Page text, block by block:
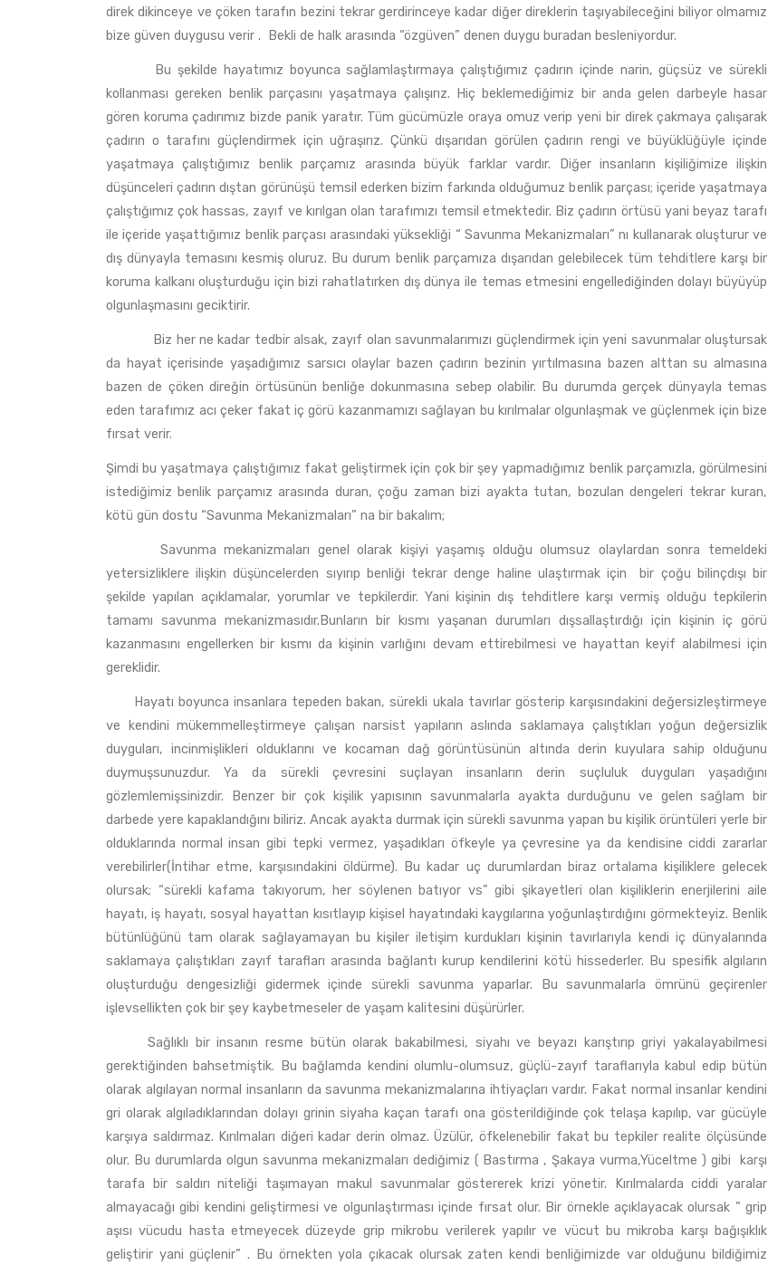
direk dikinceye ve çöken tarafın bezini tekrar gerdirinceye kadar diğer direklerin taşıyabileceğini biliyor olmamız
bize güven duygusu verir . Bekli de halk arasında “özgüven” denen duygu buradan besleniyordur.
Bu şekilde hayatımız boyunca sağlamlaştırmaya çalıştığımız çadırın içinde narin, güçsüz ve sürekli
kollanması gereken benlik parçasını yaşatmaya çalışırız. Hiç beklemediğimiz bir anda gelen darbeyle hasar
gören koruma çadırımız bizde panik yaratır. Tüm gücümüzle oraya omuz verip yeni bir direk çakmaya çalışarak
çadırın o tarafını güçlendirmek için uğraşırız. Çünkü dışarıdan görülen çadırın rengi ve büyüklüğüyle içinde
yaşatmaya çalıştığımız benlik parçamız arasında büyük farklar vardır. Diğer insanların kişiliğimize ilişkin
düşünceleri çadırın dıştan görünüşü temsil ederken bizim farkında olduğumuz benlik parçası; içeride yaşatmaya
çalıştığımız çok hassas, zayıf ve kırılgan olan tarafımızı temsil etmektedir. Biz çadırın örtüsü yani beyaz tarafı
ile içeride yaşattığımız benlik parçası arasındaki yüksekliği “ Savunma Mekanizmaları” nı kullanarak oluşturur ve
dış dünyayla temasını kesmiş oluruz. Bu durum benlik parçamıza dışarıdan gelebilecek tüm tehditlere karşı bir
koruma kalkanı oluşturduğu için bizi rahatlatırken dış dünya ile temas etmesini engellediğinden dolayı büyüyüp
olgunlaşmasını geciktirir.
Biz her ne kadar tedbir alsak, zayıf olan savunmalarımızı güçlendirmek için yeni savunmalar oluştursak
da hayat içerisinde yaşadığımız sarsıcı olaylar bazen çadırın bezinin yırtılmasına bazen alttan su almasına
bazen de çöken direğin örtüsünün benliğe dokunmasına sebep olabilir. Bu durumda gerçek dünyayla temas
eden tarafımız acı çeker fakat iç görü kazanmamızı sağlayan bu kırılmalar olgunlaşmak ve güçlenmek için bize
fırsat verir.
Şimdi bu yaşatmaya çalıştığımız fakat geliştirmek için çok bir şey yapmadığımız benlik parçamızla, görülmesini
istediğimiz benlik parçamız arasında duran, çoğu zaman bizi ayakta tutan, bozulan dengeleri tekrar kuran,
kötü gün dostu “Savunma Mekanizmaları” na bir bakalım;
Savunma mekanizmaları genel olarak kişiyi yaşamış olduğu olumsuz olaylardan sonra temeldeki
yetersizliklere ilişkin düşüncelerden sıyırıp benliği tekrar denge haline ulaştırmak için bir çoğu bilinçdışı bir
şekilde yapılan açıklamalar, yorumlar ve tepkilerdir. Yani kişinin dış tehditlere karşı vermiş olduğu tepkilerin
tamamı savunma mekanizmasıdır.Bunların bir kısmı yaşanan durumları dışsallaştırdığı için kişinin iç görü
kazanmasını engellerken bir kısmı da kişinin varlığını devam ettirebilmesi ve hayattan keyif alabilmesi için
gereklidir.
Hayatı boyunca insanlara tepeden bakan, sürekli ukala tavırlar gösterip karşısındakini değersizleştirmeye
ve kendini mükemmelleştirmeye çalışan narsist yapıların aslında saklamaya çalıştıkları yoğun değersizlik
duyguları, incinmişlikleri olduklarını ve kocaman dağ görüntüsünün altında derin kuyulara sahip olduğunu
duymuşsunuzdur. Ya da sürekli çevresini suçlayan insanların derin suçluluk duyguları yaşadığını
gözlemlemişsinizdir. Benzer bir çok kişilik yapısının savunmalarla ayakta durduğunu ve gelen sağlam bir
darbede yere kapaklandığını biliriz. Ancak ayakta durmak için sürekli savunma yapan bu kişilik örüntüleri yerle bir
olduklarında normal insan gibi tepki vermez, yaşadıkları öfkeyle ya çevresine ya da kendisine ciddi zararlar
verebilirler(İntihar etme, karşısındakini öldürme). Bu kadar uç durumlardan biraz ortalama kişiliklere gelecek
olursak; “sürekli kafama takıyorum, her söylenen batıyor vs” gibi şikayetleri olan kişiliklerin enerjilerini aile
hayatı, iş hayatı, sosyal hayattan kısıtlayıp kişisel hayatındaki kaygılarına yoğunlaştırdığını görmekteyiz. Benlik
bütünlüğünü tam olarak sağlayamayan bu kişiler iletişim kurdukları kişinin tavırlarıyla kendi iç dünyalarında
saklamaya çalıştıkları zayıf tarafları arasında bağlantı kurup kendilerini kötü hissederler. Bu spesifik algıların
oluşturduğu dengesizliği gidermek içinde sürekli savunma yaparlar. Bu savunmalarla ömrünü geçirenler
işlevsellikten çok bir şey kaybetmeseler de yaşam kalitesini düşürürler.
Sağlıklı bir insanın resme bütün olarak bakabilmesi, siyahı ve beyazı karıştırıp griyi yakalayabilmesi
gerektiğinden bahsetmiştik. Bu bağlamda kendini olumlu-olumsuz, güçlü-zayıf taraflarıyla kabul edip bütün
olarak algılayan normal insanların da savunma mekanizmalarına ihtiyaçları vardır. Fakat normal insanlar kendini
gri olarak algıladıklarından dolayı grinin siyaha kaçan tarafı ona gösterildiğinde çok telaşa kapılıp, var gücüyle
karşıya saldırmaz. Kırılmaları diğeri kadar derin olmaz. Üzülür, öfkelenebilir fakat bu tepkiler realite ölçüsünde
olur. Bu durumlarda olgun savunma mekanizmaları dediğimiz ( Bastırma , Şakaya vurma,Yüceltme ) gibi karşı
tarafa bir saldırı niteliği taşımayan makul savunmalar göstererek krizi yönetir. Kırılmalarda ciddi yaralar
almayacağı gibi kendini geliştirmesi ve olgunlaştırması içinde fırsat olur. Bir örnekle açıklayacak olursak ” grip
aşısı vücudu hasta etmeyecek düzeyde grip mikrobu verilerek yapılır ve vücut bu mikroba karşı bağışıklık
geliştirir yani güçlenir” . Bu örnekten yola çıkacak olursak zaten kendi benliğimizde var olduğunu bildiğimiz